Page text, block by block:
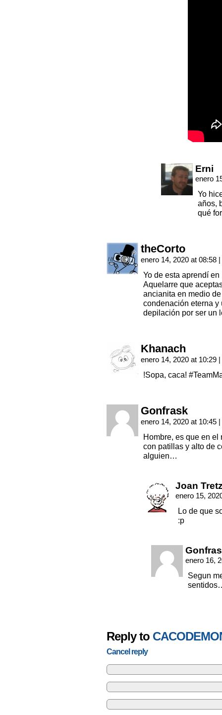
Erni
enero
Yo
años,
qué
theCorto
enero 14, 2020 at 08:58 |
Yo de esta aprendí
Aquelarre que
ancianita en medio
condenación eterna y
depilación por ser un
Khanach
enero 14, 2020 at 10:29 |
!Sopa, caca!
Gonfrask
enero 14, 2020 at 10:45 |
Hombre, es que en
con patillas y alto de
alguien…
Joan
enero 15,
Lo de que
:p
enero 16,
Segun
Reply to
Cancel reply